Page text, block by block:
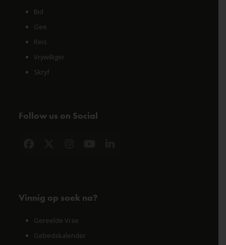
Bid
Gee
Reis
Vrywilliger
Skryf
Follow us on Social
Vinnig op soek na?
Gereelde Vrae
Gebedskalender